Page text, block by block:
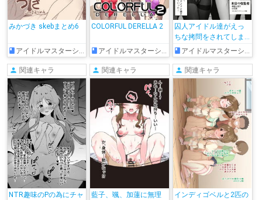
みかづき skebまとめ6
アイドルマスターシンデレラガールズ
COLORFUL DERELLA 2
アイドルマスターシンデレラガールズ
囚人アイドル達がえっ
ちな拷問をされてしま
う…アイドルマスターシンデレラガールズ
関連キャラ
NTR趣味のPの為にチャ
関連キャラ
藍子、颯、加蓮に無理
関連キャラ
インディゴベルと2匹の